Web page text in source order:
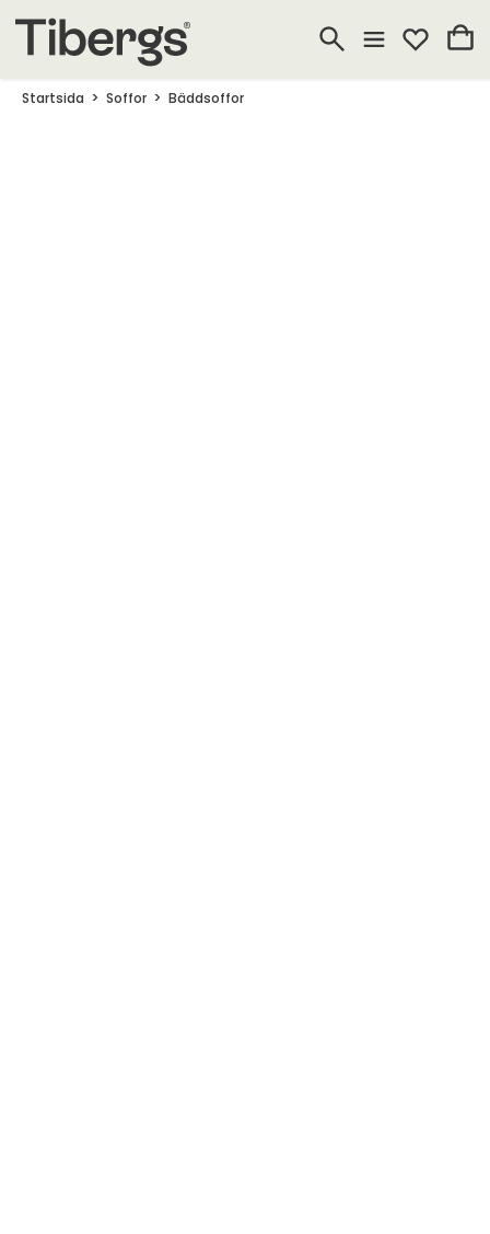
Startsida Soffor Bäddsoffor